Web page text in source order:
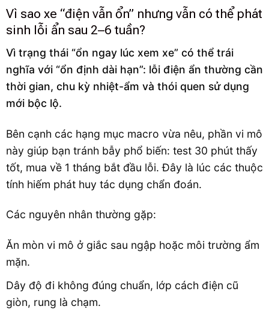
Vì sao xe “điện vẫn ổn” nhưng vẫn có thể phát
sinh lỗi ẩn sau 2–6 tuần?
Vì trạng thái “ổn ngay lúc xem xe” có thể trái
nghĩa với “ổn định dài hạn”: lỗi điện ẩn thường cần
thời gian, chu kỳ nhiệt-ẩm và thói quen sử dụng
mới bộc lộ.
Bên cạnh các hạng mục macro vừa nêu, phần vi mô
này giúp bạn tránh bẫy phổ biến: test 30 phút thấy
tốt, mua về 1 tháng bắt đầu lỗi. Đây là lúc các thuộc
tính hiếm phát huy tác dụng chẩn đoán.
Các nguyên nhân thường gặp:
Ăn mòn vi mô ở giắc sau ngập hoặc môi trường ẩm
mặn.
Dây độ đi không đúng chuẩn, lớp cách điện cũ
giòn, rung là chạm.